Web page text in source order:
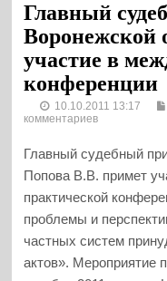
Главный
Воронежской
участие в
конференции
10.10.2011 13:17
комментариев
Главный судебный
Попова В.В. примет
практической
проблемы и
частных систем
актов». Мероприятие